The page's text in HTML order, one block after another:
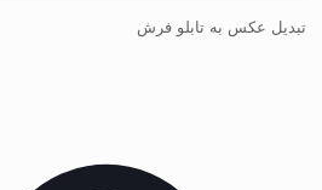
تبدیل عکس به تابلو فرش